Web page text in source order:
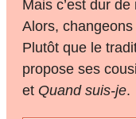
Mais c’est dur
Alors,
Plutôt que le
propose ses
et Quand suis-je.